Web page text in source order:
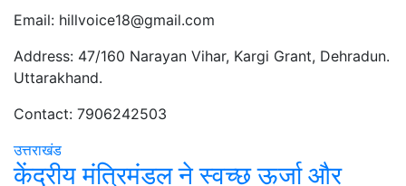
Email: hillvoice18@gmail.com
Address: 47/160 Narayan Vihar, Kargi Grant, Dehradun.
Uttarakhand.
Contact: 7906242503
उत्तराखंड
केंद्रीय मंत्रिमंडल ने स्वच्छ ऊर्जा और